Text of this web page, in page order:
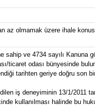
az olmamak üzere ihale
ve 4734 sayılı Kanuna
ticaret odası bünyesinde
tarihten geriye doğru son
iş deneyiminin 13/1/2011
kullanılması halinde bu